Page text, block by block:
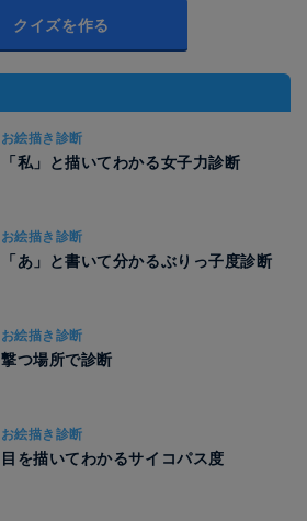
クイズを作る
お絵描き診断
「私」と描いてわかる女子力診断
お絵描き診断
「あ」と書いて分かるぶりっ子度診断
お絵描き診断
撃つ場所で診断
お絵描き診断
目を描いてわかるサイコパス度